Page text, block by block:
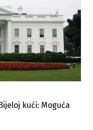
kući: Moguća